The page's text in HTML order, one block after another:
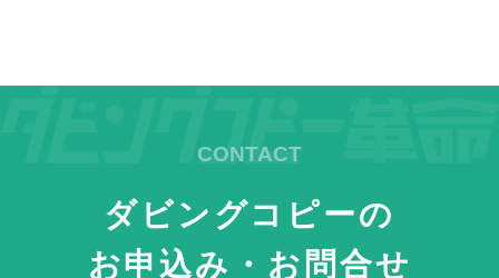
ダビングコピーの
お申込み・お問合せ